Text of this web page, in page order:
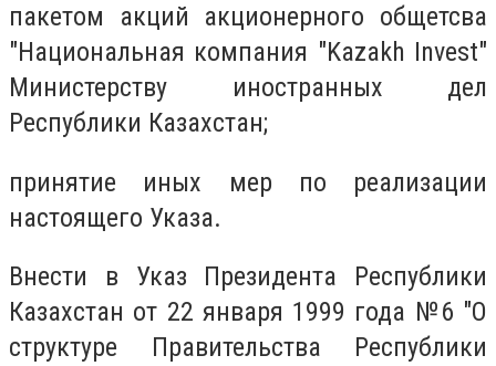
пакетом акций акционерного общетсва
"Национальная компания "Kazakh Invest"
Министерству иностранных дел
Республики Казахстан;
принятие иных мер по реализации
настоящего Указа.
Внести в Указ Президента Республики
Казахстан от 22 января 1999 года №6 "О
структуре Правительства Республики